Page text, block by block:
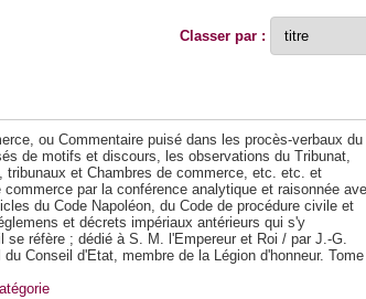
Classer par :
ou Commentaire puisé dans les procès-verbaux du
de motifs et discours, les observations du Tribunat,
tribunaux et Chambres de commerce, etc. etc. et
commerce par la conférence analytique et raisonnée
du Code Napoléon, du Code de procédure civile et
et décrets impériaux antérieurs qui s'y
se réfère ; dédié à S. M. l'Empereur et Roi / par J.-G.
Conseil d'Etat, membre de la Légion d'honneur. Tome